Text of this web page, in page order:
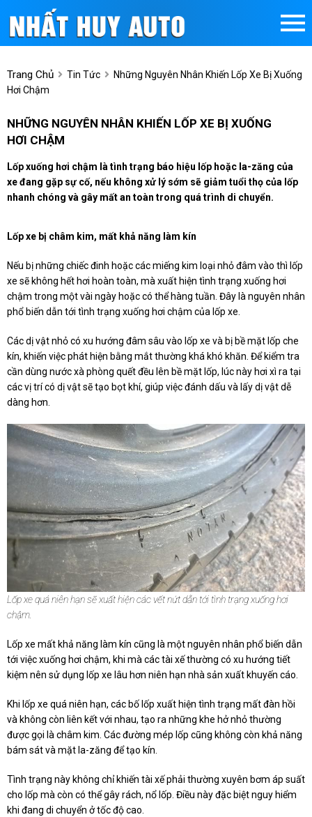
Trang Chủ Tin Tức
Những Nguyên Nhân Khiến Lốp Xe Bị Xuống
Hơi Chậm
NHỮNG NGUYÊN NHÂN KHIẾN LỐP XE BỊ XUỐNG
HƠI CHẬM
Lốp xuống hơi chậm là tình trạng báo hiệu lốp hoặc la-zăng của
xe đang gặp sự cố, nếu không xử lý sớm sẽ giảm tuổi thọ của lốp
nhanh chóng và gây mất an toàn trong quá trình di chuyển.
Lốp xe bị châm kim, mất khả năng làm kín
Nếu bị những chiếc đinh hoặc các miếng kim loại nhỏ đâm vào thì lốp
xe sẽ không hết hơi hoàn toàn, mà xuất hiện tình trạng xuống hơi
chậm trong một vài ngày hoặc có thể hàng tuần. Đây là nguyên nhân
phổ biến dẫn tới tình trạng xuống hơi chậm của lốp xe.
Các dị vật nhỏ có xu hướng đâm sâu vào lốp xe và bị bề mặt lốp che
kín, khiến việc phát hiện bằng mắt thường khá khó khăn. Để kiểm tra
cần dùng nước xà phòng quết đều lên bề mặt lốp, lúc này hơi xì ra tại
các vị trí có dị vật sẽ tạo bọt khí, giúp việc đánh dấu và lấy dị vật dễ
dàng hơn.
Lốp xe quá niên hạn sẽ xuất hiện các vết nứt dẫn tới tình trạng xuống hơi
chậm.
Lốp xe mất khả năng làm kín cũng là một nguyên nhân phổ biến dẫn
tới việc xuống hơi chậm, khi mà các tài xế thường có xu hướng tiết
kiệm nên sử dụng lốp xe lâu hơn niên hạn nhà sản xuất khuyến cáo.
Khi lốp xe quá niên hạn, các bố lốp xuất hiện tình trạng mất đàn hồi
và không còn liên kết với nhau, tạo ra những khe hở nhỏ thường
được gọi là châm kim. Các đường mép lốp cũng không còn khả năng
bám sát và mặt la-zăng để tạo kín.
Tình trạng này không chỉ khiến tài xế phải thường xuyên bơm áp suất
cho lốp mà còn có thể gây rách, nổ lốp. Điều này đặc biệt nguy hiểm
khi đang di chuyển ở tốc độ cao.